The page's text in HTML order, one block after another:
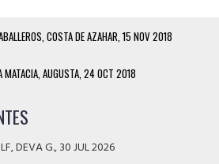
COSTA DE AZAHAR, 15 NOV 2018
MATACIA, AUGUSTA, 24 OCT 2018
DEVA G., 30 JUL 2026